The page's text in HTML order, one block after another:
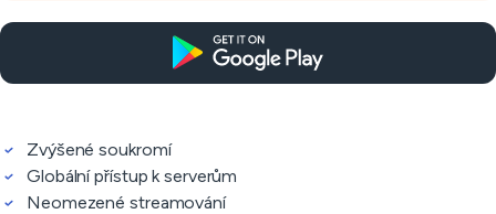
Zvýšené soukromí
Globální přístup k serverům
Neomezené streamování